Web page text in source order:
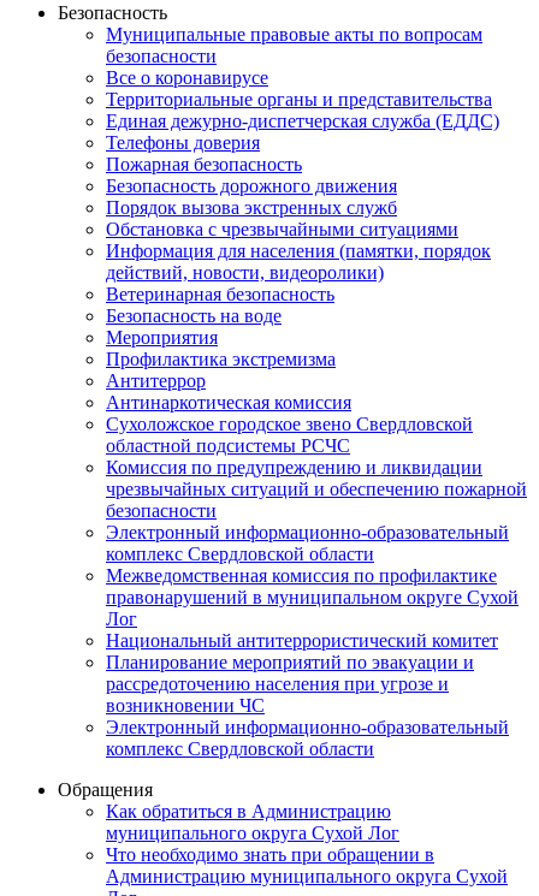
Безопасность
Муниципальные правовые акты по вопросам
безопасности
Все о коронавирусе
Территориальные органы и представительства
Единая дежурно-диспетчерская служба (ЕДДС)
Телефоны доверия
Пожарная безопасность
Безопасность дорожного движения
Порядок вызова экстренных служб
Обстановка с чрезвычайными ситуациями
Информация для населения (памятки, порядок
действий, новости, видеоролики)
Ветеринарная безопасность
Безопасность на воде
Мероприятия
Профилактика экстремизма
Антитеррор
Антинаркотическая комиссия
Сухоложское городское звено Свердловской
областной подсистемы РСЧС
Комиссия по предупреждению и ликвидации
чрезвычайных ситуаций и обеспечению пожарной
безопасности
Электронный информационно-образовательный
комплекс Cвердловской области
Межведомственная комиссия по профилактике
правонарушений в муниципальном округе Сухой
Лог
Национальный антитеррористический комитет
Планирование мероприятий по эвакуации и
рассредоточению населения при угрозе и
возникновении ЧС
Электронный информационно-образовательный
комплекс Свердловской области
Обращения
Как обратиться в Администрацию
муниципального округа Сухой Лог
Что необходимо знать при обращении в
Администрацию муниципального округа Сухой